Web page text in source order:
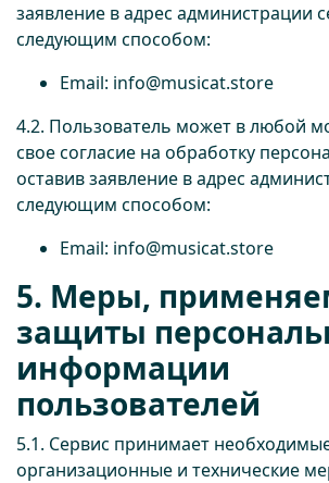
заявление в адрес администрации
следующим способом:
Email: info@musicat.store
4.2. Пользователь может в любой
свое согласие на обработку
оставив заявление в адрес
следующим способом:
Email: info@musicat.store
5. Меры,
защиты
информации
пользователей
5.1. Сервис принимает
организационные и технические